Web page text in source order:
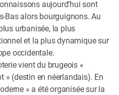
aujourd’hui sont
Bas alors bourguignons. Au
urbanisée, la plus
et la plus dynamique sur
occidentale.
vient du brugeois «
» (destin en néerlandais). En
» a été organisée sur la